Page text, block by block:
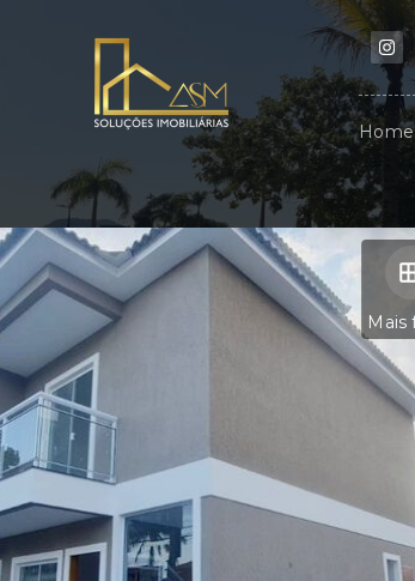
Home
Mais